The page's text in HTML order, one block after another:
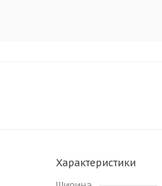
Характеристики